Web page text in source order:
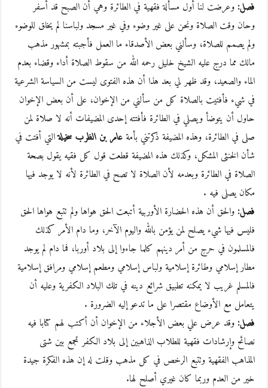
فصل:وعرضت لنا أول مسألة فقهية في الطائرة وهي أن الصبح قد أسفر
وحان وقت الصلاة ونحن على غير وضوء وفي غير مسجد ولباسنا لم يخلق للوضوء
ولم يصمم للصلاة، وسألني بعض الأصدقاء ما العمل فأجبته بمشهور مذهب
مالك مما درج عليه الشيخ خليل رحمه الله من سقوط الصلاة أداء وقضاء بعدم
الماء والصعيد، وقد ظهر لي بعد هذا أن هذه الفتوى ليست من السياسة الشرعية
في شيء فأفتيت بالصلاة كل من سألني من الإخوان، على أن بعض الإخوان
حاول أن يتوضأ ويصلي في الطائرة فأفتته إحدى المضيفات أنه لا صلاة لمن
صلى في الطائرة، وهذه المضيفة ذكرتني بأمةعامر بن الظرب سخيلةالتي أفتت في
شأن الخنثى المشكل، وكذلك هذه المضيفة قطعت قول كل فقيه يقول بصحة
الصلاة في الطائرة وبعدمه لأن الصلاة لا تصح في الطائرة لأنه لا يوجد فيها
مكان يصلى فيه .
فصل:والحق أن هذه الحضارة الأوربية أتبعت الحق هواها ولم تتبع هواها الحق
فليس فيها شيء يصلح لمن يؤمن بالله واليوم الآخر، وما دام الأمر كذلك
فالمسلمون في حرج من أمر دينهم كلما جاءوا إلى بلاد أوربا، فما دام لم يوجد
مطار إسلامي وطائرة إسلامية ولباس إسلامي ومطعم إسلامي ومرافق إسلامية
فالمسلم غريب لا يمكنه تطبيق شرائع دينه في تلك البلاد الكفرية وعليه أن
يتعامل مع الأوضاع مقتصرا على ما تدعو إليه الضرورة .
فصل:وقد عرض علي بعض الأجلاء من الإخوان أن أكتب لهم كتابا فيه
نصائح وإرشادات فقهية للطلاب الذاهبين إلى بلاد الكفر تجمع بين شتى
المذاهب الفقهية وتتبع الرخص في كل مذهب وقلت له إن هذه الفكرة جيدة
خير من العدم وربما كان غيري أصلح لها.